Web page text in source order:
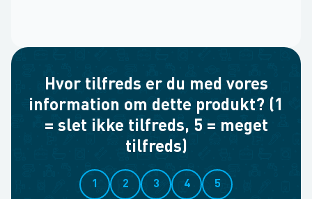
Hvor tilfreds er du med vores
information om dette produkt? (1
= slet ikke tilfreds, 5 = meget
tilfreds)
1 2 3 4 5